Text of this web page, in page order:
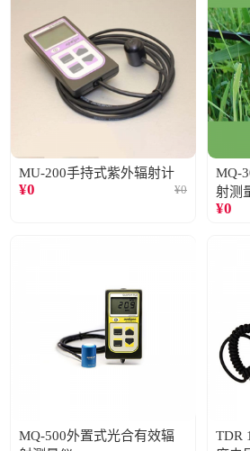
MU-200手持式紫外辐射计
¥0 ¥0
MQ-
射测
¥0
MQ-500外置式光合有效辐
TDR